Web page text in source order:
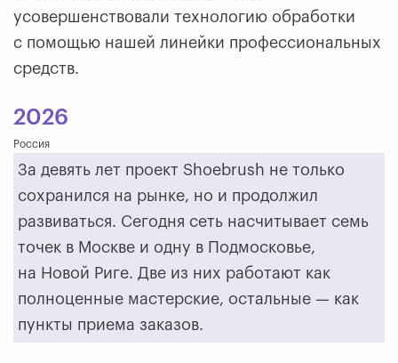
усовершенствовали технологию обработки
с помощью нашей линейки профессиональных
средств.
2026
Россия
За девять лет проект Shoebrush не только
сохранился на рынке, но и продолжил
развиваться. Сегодня сеть насчитывает семь
точек в Москве и одну в Подмосковье,
на Новой Риге. Две из них работают как
полноценные мастерские, остальные — как
пункты приема заказов.